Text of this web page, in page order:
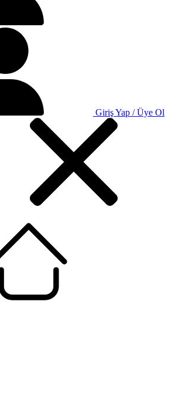
Giriş Yap / Üye Ol